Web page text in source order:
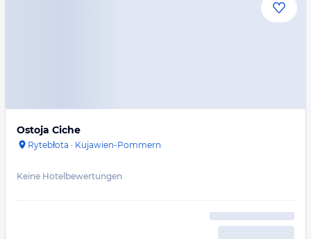
Ostoja Ciche
Rytebłota · Kujawien-Pommern
Keine Hotelbewertungen